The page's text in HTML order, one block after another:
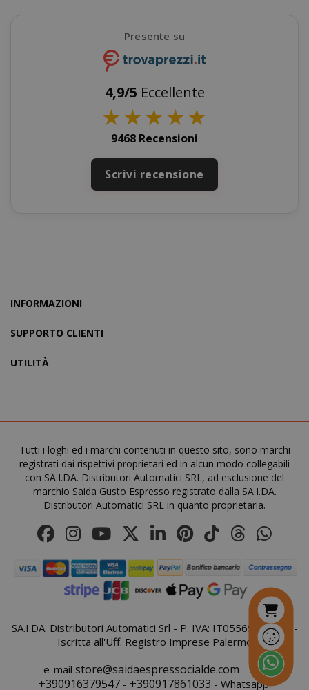
Presente su
4,9/5 Eccellente
★★★★★
9468 Recensioni
Scrivi recensione
INFORMAZIONI
SUPPORTO CLIENTI
UTILITÀ
Tutti i loghi ed i marchi contenuti in questo sito, sono marchi
registrati dai rispettivi proprietari ed in alcun modo collegabili
con SA.I.DA. Distributori Automatici SRL, ad esclusione del
marchio Saida Gusto Espresso registrato dalla SA.I.DA.
Distributori Automatici SRL in quanto proprietaria.
SA.I.DA. Distributori Automatici Srl - P. IVA: IT05569410821 -
Iscritta all'Uff. Registro Imprese Palermo
e-mail store@saidaespressocialde.com - Tel:
+390916379547- +390917861033 - Whatsapp:
mage-messages
section_data_ids
form_key
private_content_version Adobe Inc.